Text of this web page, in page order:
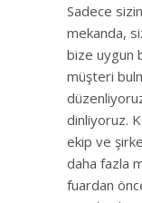
Sadece
mekanda,
bize uygun
müşteri
dinliyoruz.
ekip ve
daha fazla
fuardan